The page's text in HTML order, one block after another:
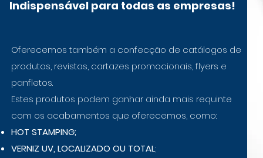
Indispensável para todas as empresas!
Oferecemos também a confecção de catálogos de
produtos, revistas, cartazes promocionais, flyers e
panfletos.
Estes produtos podem ganhar ainda mais requinte
com os acabamentos que oferecemos, como:
HOT STAMPING;
VERNIZ UV, LOCALIZADO OU TOTAL;